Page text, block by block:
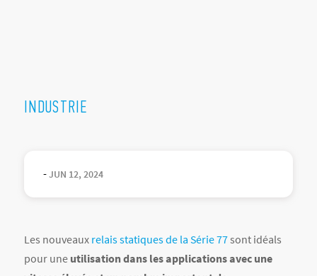
INDUSTRIE
-JUN 12, 2024
Les nouveaux relais statiques de la Série 77sont idéals
pour une utilisation dans les applications avec une